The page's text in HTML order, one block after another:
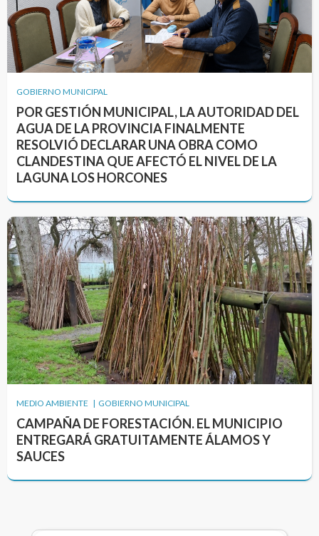
GOBIERNO MUNICIPAL
POR GESTIÓN MUNICIPAL, LA AUTORIDAD DEL
AGUA DE LA PROVINCIA FINALMENTE
RESOLVIÓ DECLARAR UNA OBRA COMO
CLANDESTINA QUE AFECTÓ EL NIVEL DE LA
LAGUNA LOS HORCONES
MEDIO AMBIENTE | GOBIERNO MUNICIPAL
CAMPAÑA DE FORESTACIÓN. EL MUNICIPIO
ENTREGARÁ GRATUITAMENTE ÁLAMOS Y
SAUCES